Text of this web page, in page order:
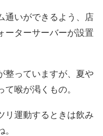
通いができるよう、店
ーターサーバーが設置
整っていますが、夏や
て喉が渇くもの。
リ運動するときは飲み